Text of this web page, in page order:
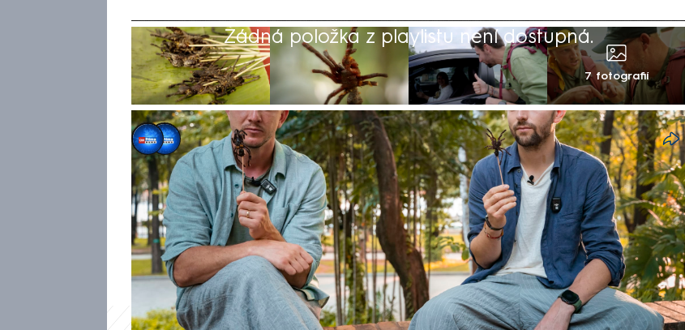
Žádná položka z playlistu není dostupná.
7 fotografií
CNN Prima NEWS, Jan Kloz
17. úno 2026, 06:29
Asia Express se k nám blíží mílovými kroky. Dobrodružná televizní
reality show se na prima+ objeví už tuto neděli a o napjaté momenty v
ní nebude nouze. A to ani o ty, které se týkají kulinářských specialit.
Redakce CNN Prima NEWS vyzpovídala řadu slavných osobností, zda by
byly schopny si sáhnout na stejné dno, jako účastníci Asia Express.